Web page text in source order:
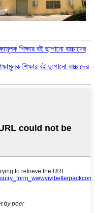
শিক্ষার বই ছাপানো বাচ্চাদের
শিক্ষার বই ছাপানো বাচ্চাদের